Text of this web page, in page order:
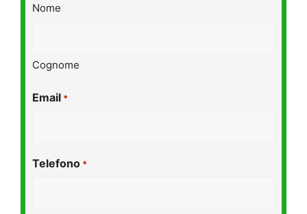
Nome
Cognome
Email *
Telefono *